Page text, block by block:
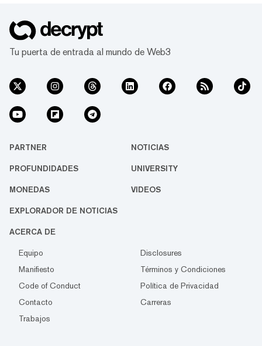
Tu puerta de entrada al mundo de Web3
PARTNER NOTICIAS
PROFUNDIDADES UNIVERSITY
MONEDAS VIDEOS
EXPLORADOR DE NOTICIAS
ACERCA DE
Equipo
Disclosures
Manifiesto
Términos y Condiciones
Code of Conduct
Política de Privacidad
Contacto
Carreras
Trabajos